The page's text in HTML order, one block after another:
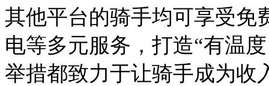
其他平台的骑手均可享受免
电等多元服务，打造“有温
举措都致力于让骑手成为收